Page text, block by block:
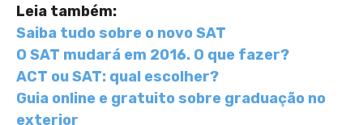
Leia também:
Saiba tudo sobre o novo SAT
O SAT mudará em 2016. O que fazer?
ACT ou SAT: qual escolher?
Guia online e gratuito sobre graduação no
exterior